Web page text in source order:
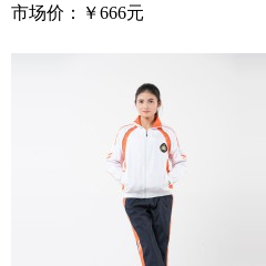
市场价：
￥666元